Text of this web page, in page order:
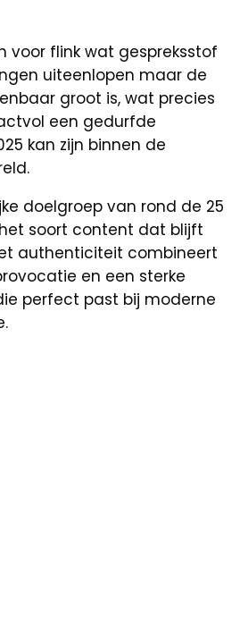
voor flink wat gespreksstof
uiteenlopen maar de
groot is, wat precies
een gedurfde
kan zijn binnen de
doelgroep van rond de 25
soort content dat blijft
authenticiteit combineert
en een sterke
perfect past bij moderne